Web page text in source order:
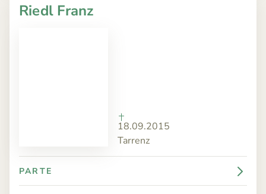
Riedl Franz
18.09.2015
Tarrenz
PARTE